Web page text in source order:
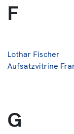
F
Lothar Fischer
Aufsatzvitrine
G